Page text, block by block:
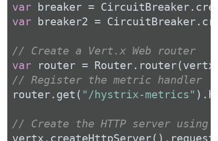
var breaker =
var breaker2 =
// Create a Vert.x Web router
var
// Register the metric handler
router.get( "/hystrix-metrics"
// Create the HTTP server